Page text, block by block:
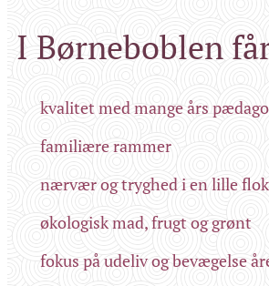
I Børneboblen
🫧 kvalitet med mange års
🫧 familiære rammer
🫧 nærvær og tryghed i en lille flok
🫧 økologisk mad, frugt og grønt
🫧 fokus på udeliv og bevægelse